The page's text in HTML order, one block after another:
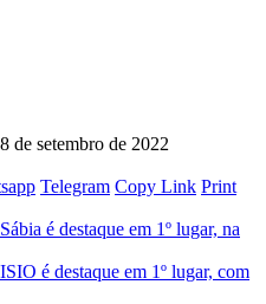
de setembro de 2022
Telegram Copy Link Print
é destaque em 1º lugar, na
é destaque em 1º lugar, com